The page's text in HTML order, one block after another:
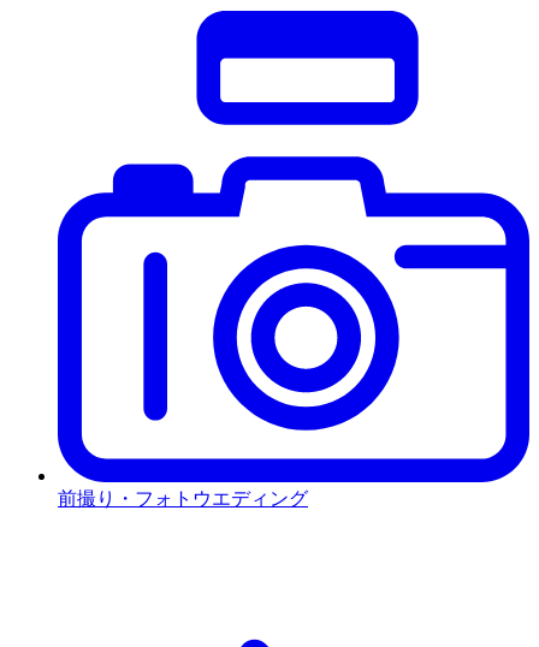
前撮り・フォトウエディング